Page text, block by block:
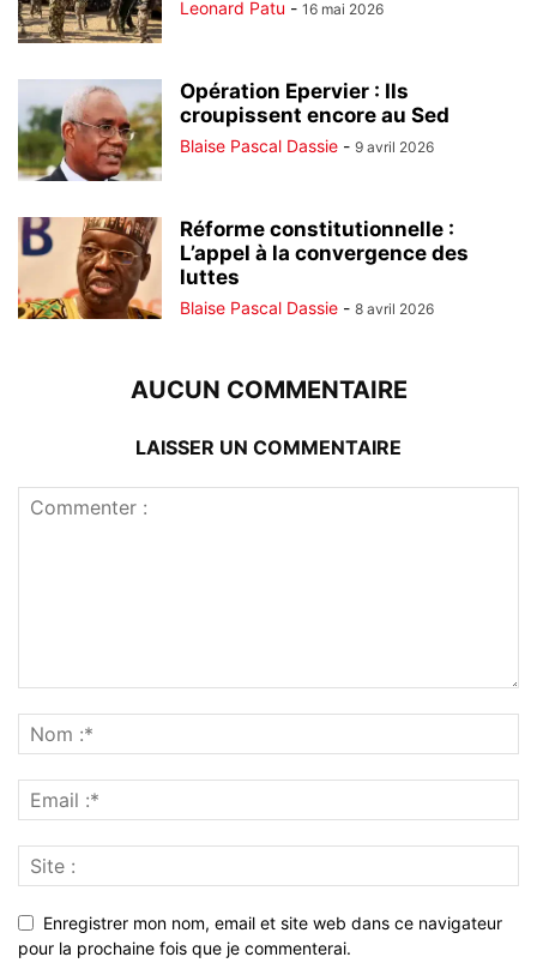
Leonard Patu - 16 mai 2026
Opération Epervier : Ils
croupissent encore au Sed
Blaise Pascal Dassie - 9 avril 2026
Réforme constitutionnelle :
L’appel à la convergence des
luttes
Blaise Pascal Dassie - 8 avril 2026
AUCUN COMMENTAIRE
LAISSER UN COMMENTAIRE
Enregistrer mon nom, email et site web dans ce navigateur
pour la prochaine fois que je commenterai.